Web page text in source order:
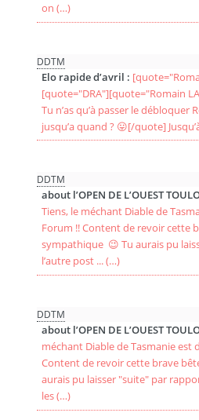
on (…)
DDTM
Elo rapide d’avril :
[quote="DRA"][quote="Romain
Tu n’as qu’à passer le débloquer
jusqu’a
DDTM
about l’OPEN DE L’OUEST
Tiens, le méchant Diable de
Forum !! Content de revoir cette brave bête bien
sympathique 😉 Tu aurais pu laisser "suite" par rapport à
l’autre post ... (…)
DDTM
about l’OPEN DE L’OUEST
méchant Diable de Tasmanie est
Content de revoir cette brave
aurais pu laisser "suite" par rapport à
les (…)